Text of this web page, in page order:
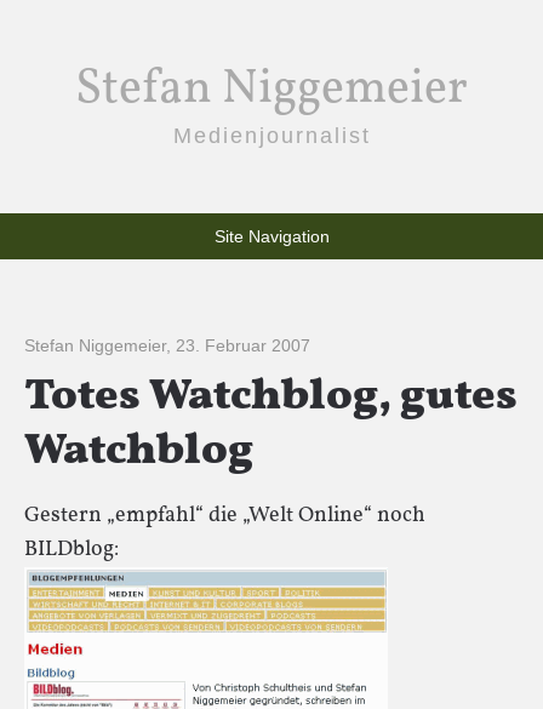
Stefan Niggemeier
Medienjournalist
Site Navigation
Stefan Niggemeier, 23. Februar 2007
Totes Watchblog, gutes
Watchblog
Gestern „empfahl“ die „Welt Online“ noch
BILDblog: